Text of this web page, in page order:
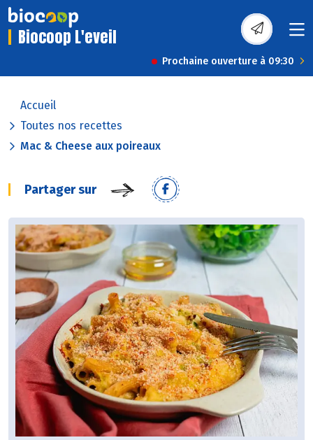
Biocoop L'eveil
Prochaine ouverture à 09:30
Accueil
Toutes nos recettes
Mac & Cheese aux poireaux
Partager sur